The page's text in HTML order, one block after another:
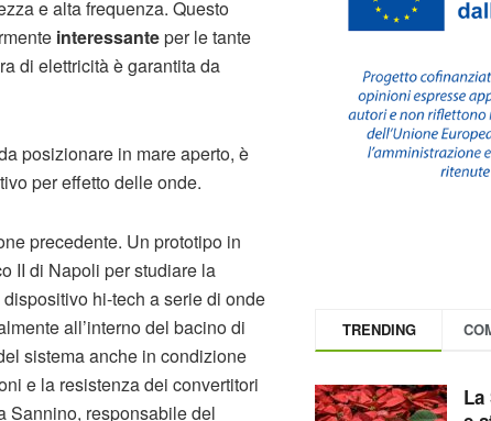
e alta frequenza. Questo
interessanteper le tante
di elettricità è garantita da
posizionare in mare aperto, è
per effetto delle onde.
precedente. Un prototipo in
II di Napoli per studiare la
hi-tech a serie di onde
all’interno del bacino di
sistema anche in condizione
e la resistenza dei convertitori
Sannino, responsabile del
TRENDING